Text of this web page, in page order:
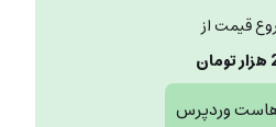
قیمت از
وردپرس